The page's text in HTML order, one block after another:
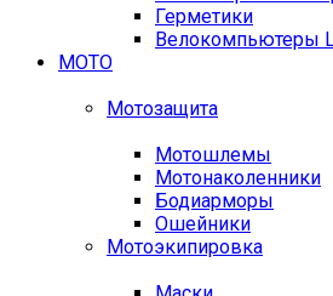
Герметики
Велокомпьютеры
МОТО
Мотозащита
Мотошлемы
Мотонаколенники
Бодиарморы
Ошейники
Мотоэкипировка